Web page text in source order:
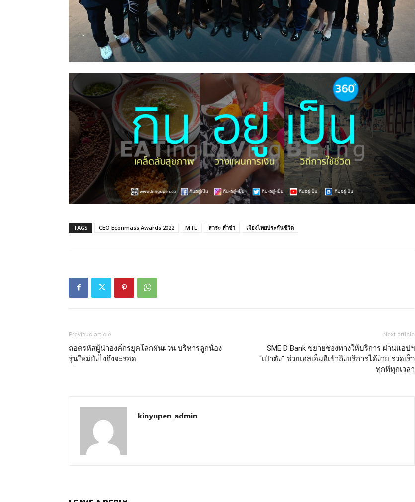
TAGS CEO Econmass Awards 2022 MTL สาระ ล่ำซำ เมืองไทยประกันชีวิต
Previous article
ถอดรหัสผู้นำองค์กรยุคโลกผันผวน บริหารลูกน้อง
รุ่นใหม่ยังไงถึงจะรอด
Next article
SME D Bank ขยายช่องทางให้บริการ ผ่านแอปฯ
“เป๋าตัง” ช่วยเอสเอ็มอีเข้าถึงบริการได้ง่าย รวดเร็ว
ทุกทีทุกเวลา
kinyupen_admin